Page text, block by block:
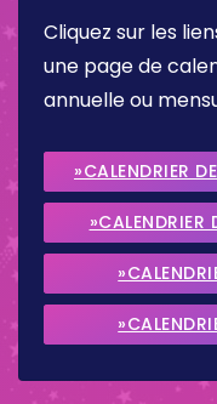
Cliquez sur les
une page de
annuelle ou
»CALENDRIER
»CALENDRIER